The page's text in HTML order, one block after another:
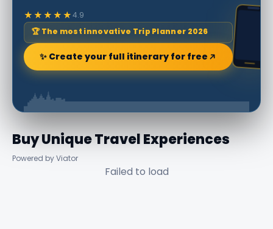
★★★★★4.9
🏆 The most innovative Trip Planner 2026
✨ Create your full itinerary for free
Buy Unique Travel Experiences
Powered by Viator
Failed to load